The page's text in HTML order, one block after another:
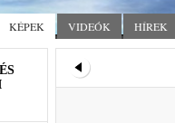
KÉPEK VIDEÓK HÍREK